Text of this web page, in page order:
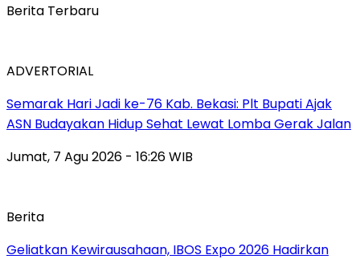
Berita Terbaru
ADVERTORIAL
‎Semarak Hari Jadi ke-76 Kab. Bekasi: Plt Bupati Ajak
ASN Budayakan Hidup Sehat Lewat Lomba Gerak Jalan
Jumat, 7 Agu 2026 - 16:26 WIB
Berita
‎Geliatkan Kewirausahaan, IBOS Expo 2026 Hadirkan